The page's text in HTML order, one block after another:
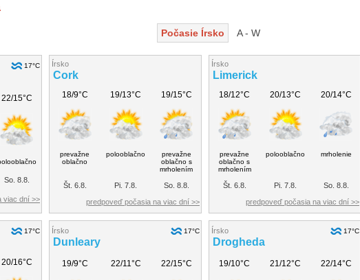
Počasie Írsko A - W
17°C
22/15°C
So. 8.8.
viac dní >>
Írsko
Cork
18/9°C 19/13°C 19/15°C
prevažne
oblačno
polooblačno
prevažne
oblačno s
mrholením
Št. 6.8. Pi. 7.8.
So. 8.8.
predpoveď počasia na viac dní >>
Írsko
Limerick
18/12°C 20/13°C 20/14°C
prevažne
oblačno s
mrholením
polooblačno mrholenie
Št. 6.8. Pi. 7.8.
So. 8.8.
predpoveď počasia na viac dní >>
17°C
20/16°C
Írsko 17°C
Dunleary
19/9°C 22/11°C 22/15°C
Írsko 17°C
Drogheda
19/10°C 21/12°C 22/14°C